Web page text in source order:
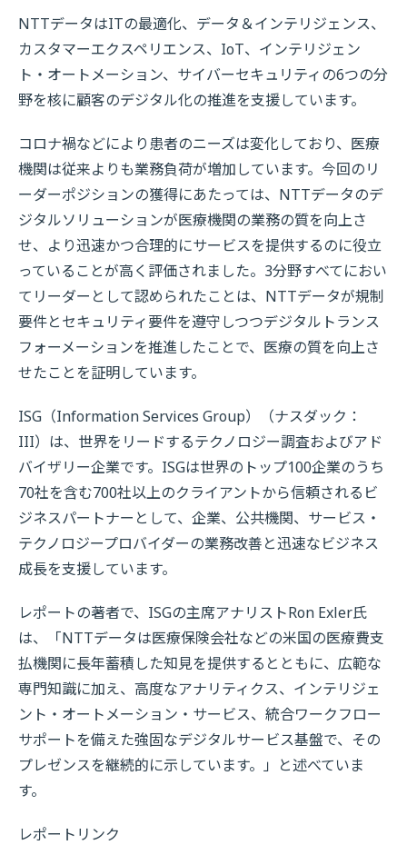
NTTデータはITの最適化、データ＆インテリジェンス、
カスタマーエクスペリエンス、IoT、インテリジェン
ト・オートメーション、サイバーセキュリティの6つの分
野を核に顧客のデジタル化の推進を支援しています。
コロナ禍などにより患者のニーズは変化しており、医療
機関は従来よりも業務負荷が増加しています。今回のリ
ーダーポジションの獲得にあたっては、NTTデータのデ
ジタルソリューションが医療機関の業務の質を向上さ
せ、より迅速かつ合理的にサービスを提供するのに役立
っていることが高く評価されました。3分野すべてにおい
てリーダーとして認められたことは、NTTデータが規制
要件とセキュリティ要件を遵守しつつデジタルトランス
フォーメーションを推進したことで、医療の質を向上さ
せたことを証明しています。
ISG（Information Services Group）（ナスダック：
III）は、世界をリードするテクノロジー調査およびアド
バイザリー企業です。ISGは世界のトップ100企業のうち
70社を含む700社以上のクライアントから信頼されるビ
ジネスパートナーとして、企業、公共機関、サービス・
テクノロジープロバイダーの業務改善と迅速なビジネス
成長を支援しています。
レポートの著者で、ISGの主席アナリストRon Exler氏
は、「NTTデータは医療保険会社などの米国の医療費支
払機関に長年蓄積した知見を提供するとともに、広範な
専門知識に加え、高度なアナリティクス、インテリジェ
ント・オートメーション・サービス、統合ワークフロー
サポートを備えた強固なデジタルサービス基盤で、その
プレゼンスを継続的に示しています。」と述べていま
す。
レポートリンク